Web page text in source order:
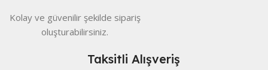
Kolay ve güvenilir şekilde sipariş
oluşturabilirsiniz.
Taksitli Alışveriş